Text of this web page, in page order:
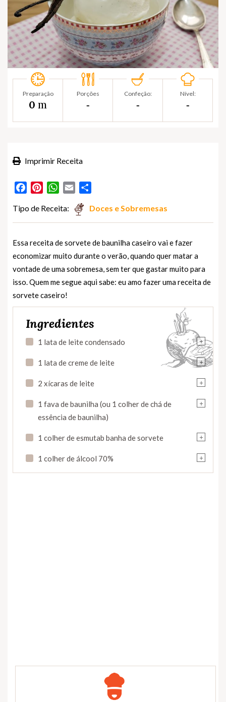
Preparação
0 m
Porções
‐
Confeção:
‐
Nível:
‐
Imprimir Receita
FacebookPinterestWhatsApp
Email
Tipo de Receita: Doces e Sobremesas
Essa receita de sorvete de baunilha caseiro vai e fazer
economizar muito durante o verão, quando quer matar a
vontade de uma sobremesa, sem ter que gastar muito para
isso. Quem me segue aqui sabe: eu amo fazer uma receita de
sorvete caseiro!
Ingredientes
+
1 lata de leite condensado
+
1 lata de creme de leite
+
2 xícaras de leite
+
1 fava de baunilha (ou 1 colher de chá de
essência de baunilha)
+
1 colher de esmutab banha de sorvete
+
1 colher de álcool 70%